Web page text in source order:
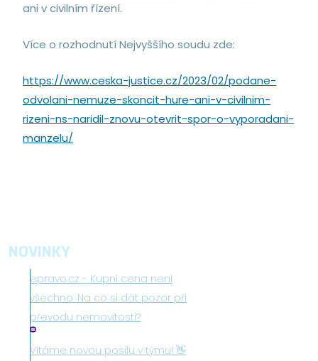
ani v civilním řízení.
Více o rozhodnutí Nejvyššího soudu zde:
https://www.ceska-justice.cz/2023/02/podane-
odvolani-nemuze-skoncit-hure-ani-v-civilnim-
rizeni-ns-naridil-znovu-otevrit-spor-o-vyporadani-
manzelu/
NOVINKY
epravo.cz - Kupní cena není
všechno. Na co si dát pozor při
převodu nemovitosti?
Vítáme novou posilu v týmu! 👋